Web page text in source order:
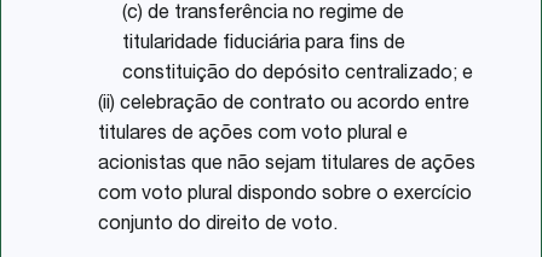
(c) de transferência no regime de
titularidade fiduciária para fins de
constituição do depósito centralizado; e
(ii) celebração de contrato ou acordo entre
titulares de ações com voto plural e
acionistas que não sejam titulares de ações
com voto plural dispondo sobre o exercício
conjunto do direito de voto.